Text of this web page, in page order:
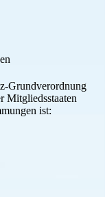
Grundverordnung
Mitgliedsstaaten
ist: